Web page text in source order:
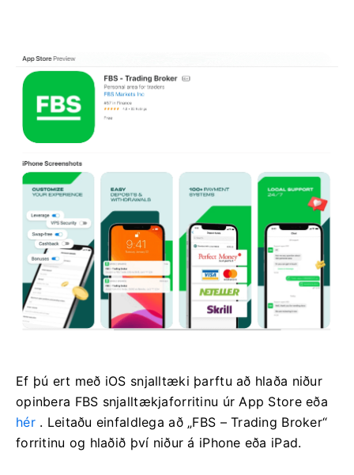
Ef þú ert með iOS snjalltæki þarftu að hlaða niður
opinbera FBS snjalltækjaforritinu úr App Store eða
hér. Leitaðu einfaldlega að „FBS – Trading Broker“
forritinu og hlaðið því niður á iPhone eða iPad.